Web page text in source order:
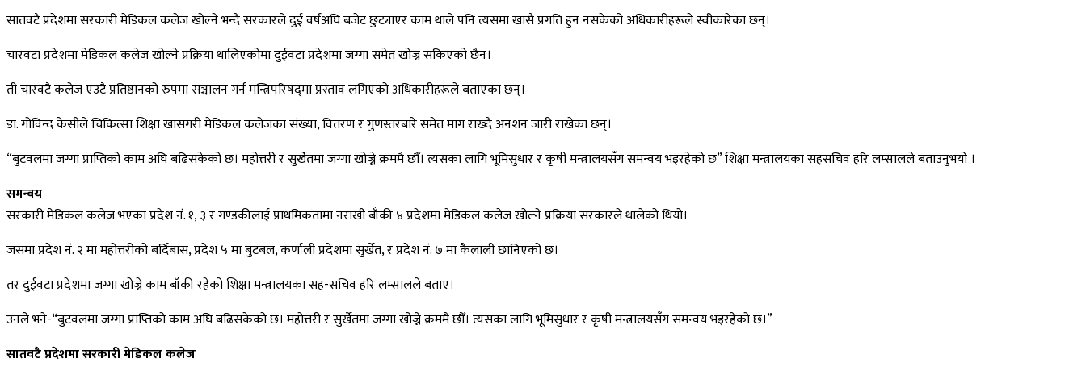
सातवटै प्रदेशमा सरकारी मेडिकल कलेज खोल्ने भन्दै सरकारले दुई वर्षअघि बजेट छुट्याएर काम थाले पनि त्यसमा खासै प्रगति हुन नसकेको अधिकारीहरूले स्वीकारेका छन्।
चारवटा प्रदेशमा मेडिकल कलेज खोल्ने प्रक्रिया थालिएकोमा दुईवटा प्रदेशमा जग्गा समेत खोज्न सकिएको छैन।
ती चारवटै कलेज एउटै प्रतिष्ठानको रुपमा सञ्चालन गर्न मन्त्रिपरिषद्‌मा प्रस्ताव लगिएको अधिकारीहरूले बताएका छन्।
डा. गोविन्द केसीले चिकित्सा शिक्षा खासगरी मेडिकल कलेजका संख्या, वितरण र गुणस्तरबारे समेत माग राख्दै अनशन जारी राखेका छन्।
“बुटवलमा जग्गा प्राप्तिको काम अघि बढिसकेको छ। महोत्तरी र सुर्खेतमा जग्गा खोज्ने क्रममै छौँ। त्यसका लागि भूमिसुधार र कृषी मन्त्रालयसँग समन्वय भइरहेको छ” शिक्षा मन्त्रालयका सहसचिव हरि लम्सालले बताउनुभयो ।
समन्वय
सरकारी मेडिकल कलेज भएका प्रदेश नं. १, ३ र गण्डकीलाई प्राथमिकतामा नराखी बाँकी ४ प्रदेशमा मेडिकल कलेज खोल्ने प्रक्रिया सरकारले थालेको थियो।
जसमा प्रदेश नं. २ मा महोत्तरीको बर्दिबास, प्रदेश ५ मा बुटबल, कर्णाली प्रदेशमा सुर्खेत, र प्रदेश नं. ७ मा कैलाली छानिएको छ।
तर दुईवटा प्रदेशमा जग्गा खोज्ने काम बाँकी रहेको शिक्षा मन्त्रालयका सह-सचिव हरि लम्सालले बताए।
उनले भने-“बुटवलमा जग्गा प्राप्तिको काम अघि बढिसकेको छ। महोत्तरी र सुर्खेतमा जग्गा खोज्ने क्रममै छौँ। त्यसका लागि भूमिसुधार र कृषी मन्त्रालयसँग समन्वय भइरहेको छ।”
सातवटै प्रदेशमा सरकारी मेडिकल कलेज